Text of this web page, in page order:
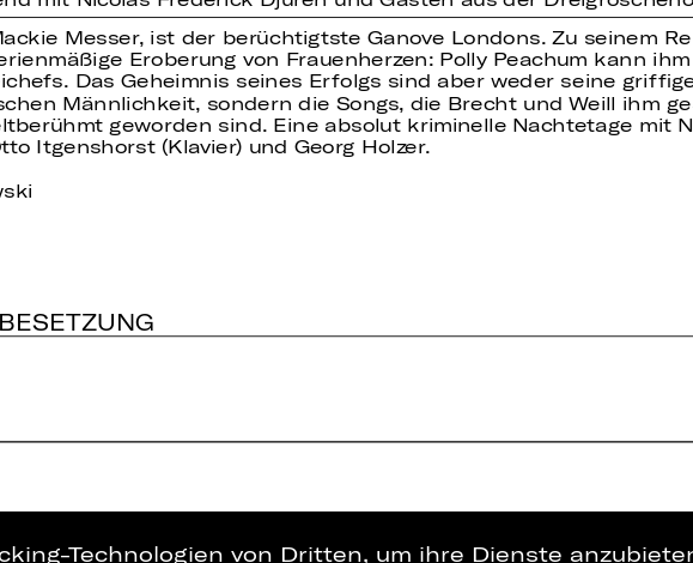
Messer, ist der berüchtigtste Ganove Londons. Zu seinem
Eroberung von Frauenherzen: Polly Peachum kann
Das Geheimnis seines Erfolgs sind aber weder seine
Männlichkeit, sondern die Songs, die Brecht und Weill ihm
geworden sind. Eine absolut kriminelle Nachtetage mit
Itgenshorst (Klavier) und Georg Holzer.
Technologien von Dritten, um ihre Dienste